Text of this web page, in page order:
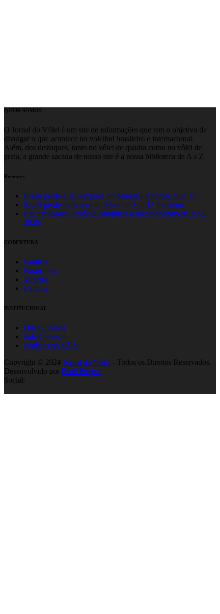
QUEM SOMOS
O Jornal do Vôlei é um site de informações que tem o objetivo de
divulgar o que acontece no voleibol brasileiro e internacional.
Além, dos destaques, tanto no vôlei de quadra como no vôlei de
praia, a grande sacada de nosso site é a nossa biblioteca de A a Z
Recentes
Brasil perde e se complica no Mundial feminino Sub 17
Brasil perde mais uma no Mundial Sub 17 feminino
Em um jogaço, Polônia conquista o tricampeonato da VNL
2026
COBERTURA
Paulista
Paranaense
Mineiro
Carioca
INSTITUCIONAL
Quem Somos
Fale Conosco
Notícias do Vôlei
Copyright © 2024 Jornal do Vôlei - Todos os Direitos Reservados.
Desenvolvido por Pixel Project
Social: